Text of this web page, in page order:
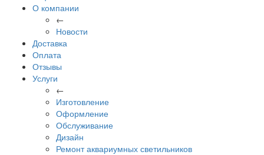
О компании
←
Новости
Доставка
Оплата
Отзывы
Услуги
←
Изготовление
Оформление
Обслуживание
Дизайн
Ремонт аквариумных светильников